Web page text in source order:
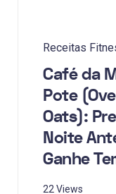
Receitas
Café da
Pote
Oats):
Noite
Ganhe
22 Views